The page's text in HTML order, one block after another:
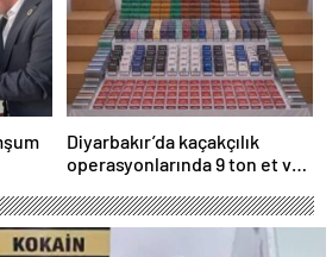
Diyarbakır’da kaçakçılık
operasyonlarında 9 ton et ve
geçirildi